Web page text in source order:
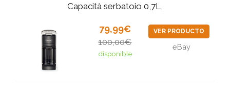
Capacità serbatoio 0,7L,
79,99€
100,00€
disponible
VER PRODUCTO
eBay